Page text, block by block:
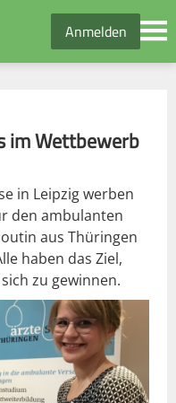
Anmelden
im Wettbewerb
in Leipzig werben
den ambulanten
aus Thüringen
haben das Ziel,
zu gewinnen.